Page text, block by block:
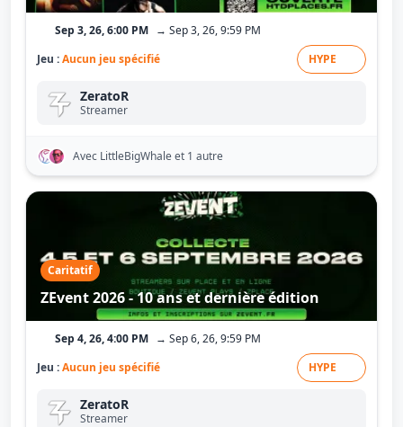
Sep 3, 26, 6:00 PM → Sep 3, 26, 9:59 PM
Jeu :Aucun jeu spécifié HYPE
ZeratoR
Streamer
Avec LittleBigWhaleet 1 autre
Caritatif
ZEvent 2026 - 10 ans et dernière édition
Sep 4, 26, 4:00 PM → Sep 6, 26, 9:59 PM
Jeu :Aucun jeu spécifié HYPE
ZeratoR
Streamer